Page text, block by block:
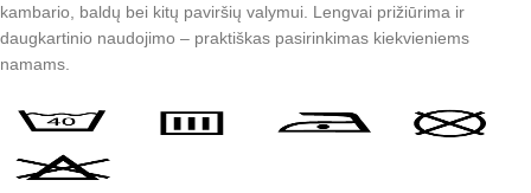
kambario, baldų bei kitų paviršių valymui. Lengvai prižiūrima ir
daugkartinio naudojimo – praktiškas pasirinkimas kiekvieniems
namams.